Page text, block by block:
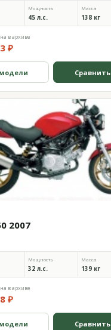
Мощность
45 л.с.
Масса
138 кг
в архиве
₽
Сравнить
2007
Мощность
32 л.с.
Масса
139 кг
в архиве
₽
Сравнить